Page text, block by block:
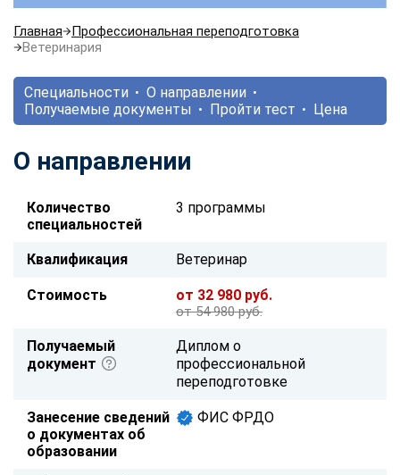
Главная
Профессиональная переподготовка
Ветеринария
Специальности
О направлении
Получаемые документы
Пройти тест Цена
О направлении
Количество
специальностей
3 программы
Квалификация Ветеринар
Стоимость от 32 980 руб.
от 54 980 руб.
Получаемый
документ
Диплом о
профессиональной
переподготовке
Занесение сведений
о документах об
образовании
ФИС ФРДО